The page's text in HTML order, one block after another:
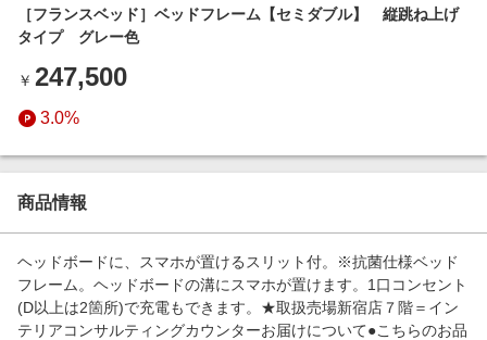
エンタメ
インテリア・寝具
ペット・花・DIY・車
旅行・レジャー・ホテル予約
生活・お役立ち
金融・マネー・保険
デジタルコンテンツ
ビジネス・その他サービス
楽天サービス特集
旅行特集
わくわく夏特集
Apple公式サイト×楽天カード分割払い
Qoo10メガポ
週末の高還元 夏の長期版
［フランスベッド］ベッドフレーム【セミダブル】 縦跳ね上げ
タイプ グレー色
￥ 247,500
3.0%
商品情報
ヘッドボードに、スマホが置けるスリット付。※抗菌仕様ベッド
フレーム。ヘッドボードの溝にスマホが置けます。1口コンセント
(D以上は2箇所)で充電もできます。★取扱売場新宿店７階＝イン
テリアコンサルティングカウンターお届けについて●こちらのお品